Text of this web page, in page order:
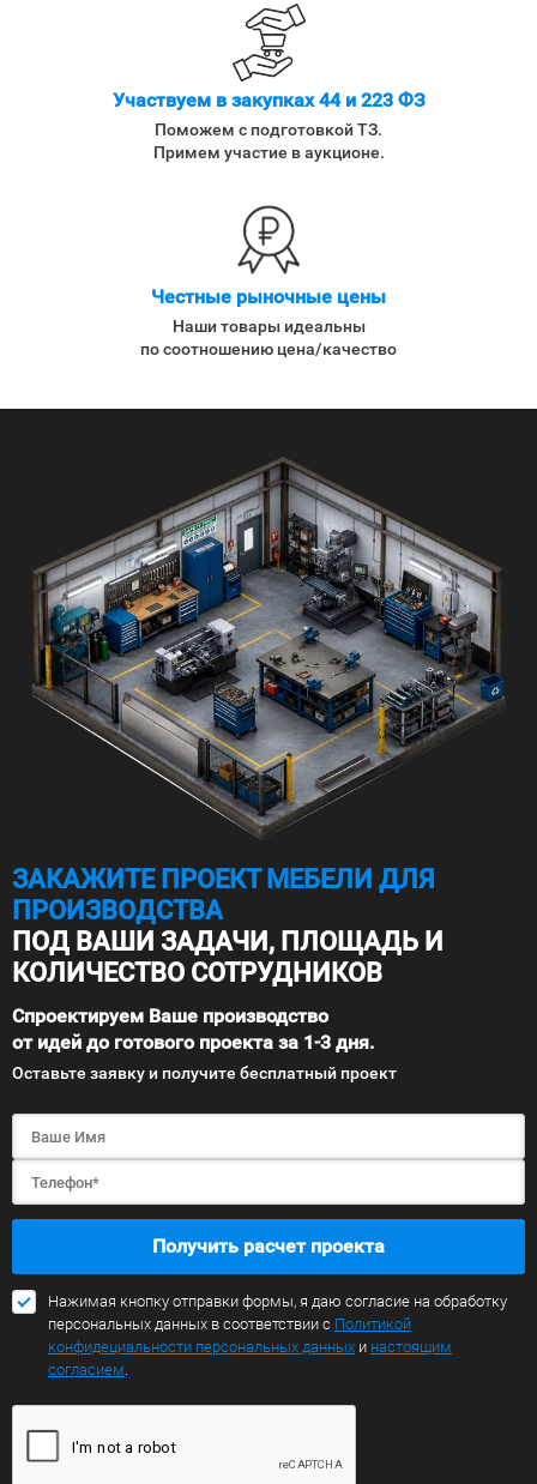
Участвуем в закупках 44 и 223 ФЗ
Поможем с подготовкой ТЗ.
Примем участие в аукционе.
Честные рыночные цены
Наши товары идеальны
по соотношению цена/качество
ЗАКАЖИТЕ ПРОЕКТ МЕБЕЛИ ДЛЯ
ПРОИЗВОДСТВА
ПОД ВАШИ ЗАДАЧИ, ПЛОЩАДЬ И
КОЛИЧЕСТВО СОТРУДНИКОВ
Спроектируем Ваше производство
от идей до готового проекта за 1-3 дня.
Оставьте заявку и получите бесплатный проект
Получить расчет проекта
Нажимая кнопку отправки формы, я даю согласие на обработку
персональных данных в соответствии с Политикой
конфидециальности персональных данных и настоящим
согласием.